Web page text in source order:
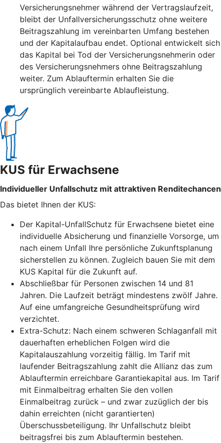
Versicherungsnehmer während der Vertragslaufzeit,
bleibt der Unfallversicherungsschutz ohne weitere
Beitragszahlung im vereinbarten Umfang bestehen
und der Kapitalaufbau endet. Optional entwickelt sich
das Kapital bei Tod der Versicherungsnehmerin oder
des Versicherungsnehmers ohne Beitragszahlung
weiter. Zum Ablauftermin erhalten Sie die
ursprünglich vereinbarte Ablaufleistung.
KUS für Erwachsene
Individueller Unfallschutz mit attraktiven Renditechancen
Das bietet Ihnen der KUS:
Der Kapital-UnfallSchutz für Erwachsene bietet eine
individuelle Absicherung und finanzielle Vorsorge, um
nach einem Unfall Ihre persönliche Zukunftsplanung
sicherstellen zu können. Zugleich bauen Sie mit dem
KUS Kapital für die Zukunft auf.
Abschließbar für Personen zwischen 14 und 81
Jahren. Die Laufzeit beträgt mindestens zwölf Jahre.
Auf eine umfangreiche Gesundheitsprüfung wird
verzichtet.
Extra-Schutz: Nach einem schweren Schlaganfall mit
dauerhaften erheblichen Folgen wird die
Kapitalauszahlung vorzeitig fällig. Im Tarif mit
laufender Beitragszahlung zahlt die Allianz das zum
Ablauftermin erreichbare Garantiekapital aus. Im Tarif
mit Einmalbeitrag erhalten Sie den vollen
Einmalbeitrag zurück – und zwar zuzüglich der bis
dahin erreichten (nicht garantierten)
Überschussbeteiligung. Ihr Unfallschutz bleibt
beitragsfrei bis zum Ablauftermin bestehen.